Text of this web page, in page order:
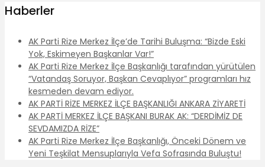
Haberler
AK Parti Rize Merkez İlçe’de Tarihi Buluşma: “Bizde Eski
Yok, Eskimeyen Başkanlar Var!”
AK Parti Rize Merkez İlçe Başkanlığı tarafından yürütülen
“Vatandaş Soruyor, Başkan Cevaplıyor” programları hız
kesmeden devam ediyor.
AK PARTİ RİZE MERKEZ İLÇE BAŞKANLIĞI ANKARA ZİYARETİ
AK PARTİ MERKEZ İLÇE BAŞKANI BURAK AK: “DERDİMİZ DE
SEVDAMIZDA RİZE”
AK Parti Rize Merkez İlçe Başkanlığı, Önceki Dönem ve
Yeni Teşkilat Mensuplarıyla Vefa Sofrasında Buluştu!